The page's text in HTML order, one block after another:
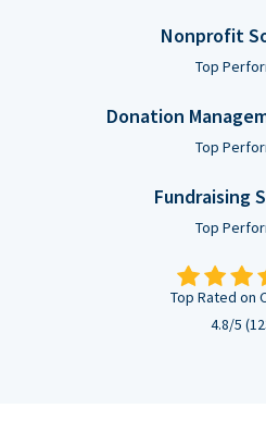
Nonprofit
Top
Donation
Top
Fundraising
Top
Top Rated on
4.8/5